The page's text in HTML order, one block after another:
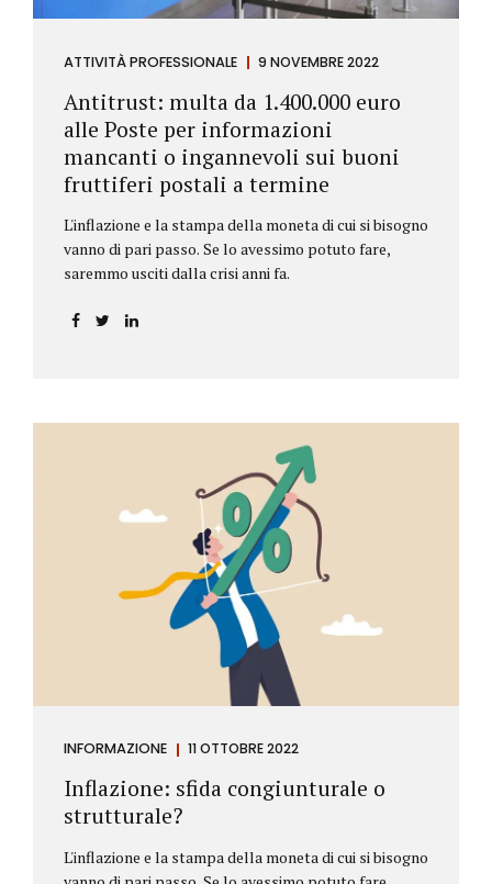
ATTIVITÀ PROFESSIONALE 9 NOVEMBRE 2022
Antitrust: multa da 1.400.000 euro
alle Poste per informazioni
mancanti o ingannevoli sui buoni
fruttiferi postali a termine
L'inflazione e la stampa della moneta di cui si bisogno
vanno di pari passo. Se lo avessimo potuto fare,
saremmo usciti dalla crisi anni fa.
INFORMAZIONE 11 OTTOBRE 2022
Inflazione: sfida congiunturale o
strutturale?
L'inflazione e la stampa della moneta di cui si bisogno